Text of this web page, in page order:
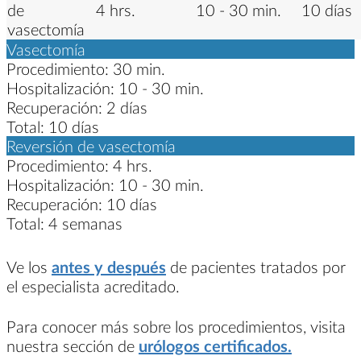
de
vasectomía
4 hrs. 10 - 30 min. 10 días
Vasectomía
Procedimiento: 30 min.
Hospitalización: 10 - 30 min.
Recuperación: 2 días
Total: 10 días
Reversión de vasectomía
Procedimiento: 4 hrs.
Hospitalización: 10 - 30 min.
Recuperación: 10 días
Total: 4 semanas
Ve los antes y después de pacientes tratados por
el especialista acreditado.
Para conocer más sobre los procedimientos, visita
nuestra sección de urólogos certificados.